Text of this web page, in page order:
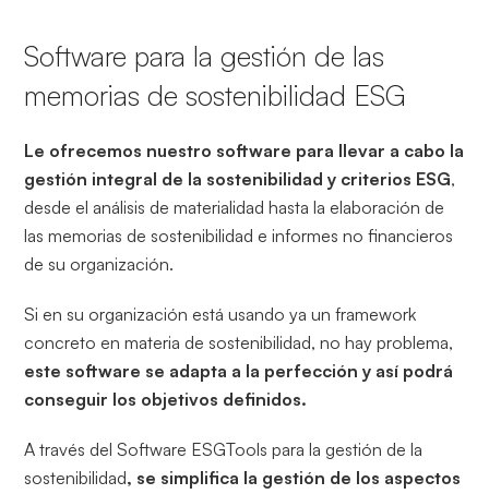
Software para la gestión de las
memorias de sostenibilidad ESG
Le ofrecemos nuestro software para llevar a cabo la
gestión integral de la sostenibilidad y criterios ESG,
desde el análisis de materialidad hasta la elaboración de
las memorias de sostenibilidad e informes no financieros
de su organización.
Si en su organización está usando ya un framework
concreto en materia de sostenibilidad, no hay problema,
este software se adapta a la perfección y así podrá
conseguir los objetivos definidos.
A través del Software ESGTools para la gestión de la
sostenibilidad, se simplifica la gestión de los aspectos